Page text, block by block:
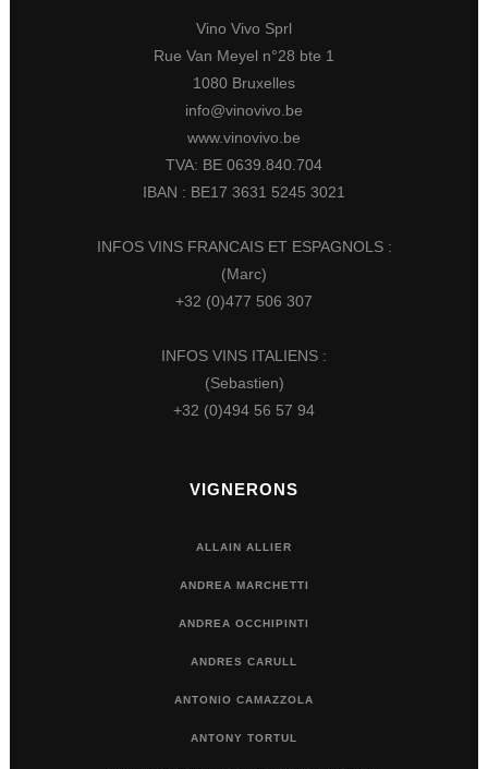
Vino Vivo Sprl
Rue Van Meyel n°28 bte 1
1080 Bruxelles
info@vinovivo.be
www.vinovivo.be
TVA: BE 0639.840.704
IBAN : BE17 3631 5245 3021
INFOS VINS FRANCAIS ET ESPAGNOLS :
(Marc)
+32 (0)477 506 307
INFOS VINS ITALIENS :
(Sebastien)
+32 (0)494 56 57 94
VIGNERONS
ALLAIN ALLIER
ANDREA MARCHETTI
ANDREA OCCHIPINTI
ANDRES CARULL
ANTONIO CAMAZZOLA
ANTONY TORTUL